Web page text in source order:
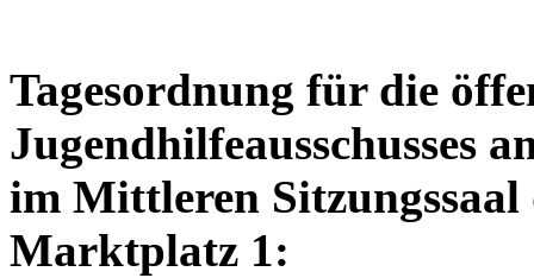
Tagesordnung für die
Jugendhilfeausschusses
im Mittleren Sitzungssaal
Marktplatz 1: